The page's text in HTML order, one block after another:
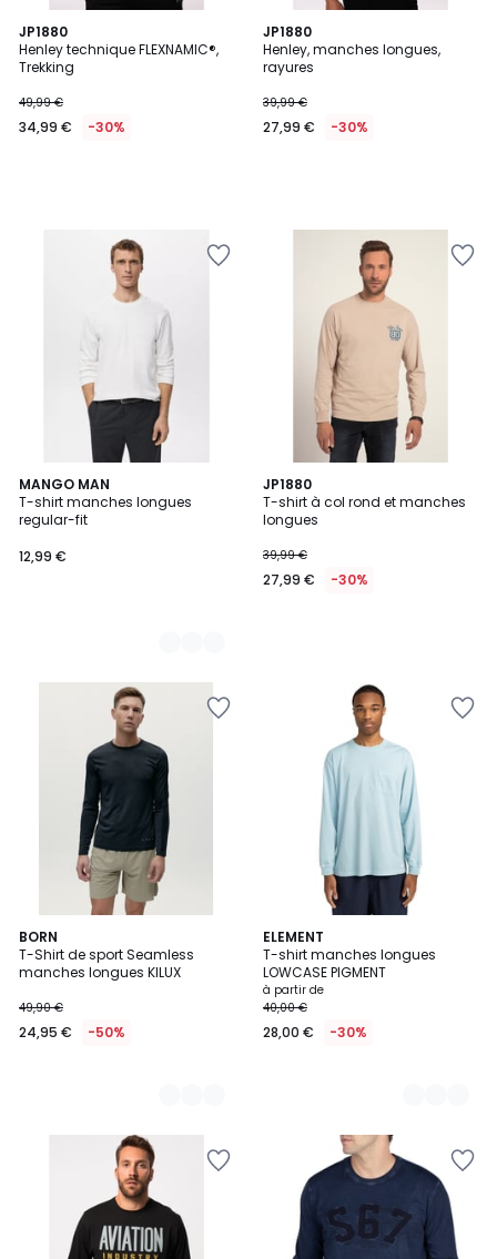
JP1880
Henley technique FLEXNAMIC®,
Trekking
49,99 €
34,99 € -30%
JP1880
Henley, manches longues,
rayures
39,99 €
27,99 € -30%
MANGO MAN
T-shirt manches longues
regular-fit
12,99 €
3
Couleurs
JP1880
T-shirt à col rond et manches
longues
39,99 €
27,99 € -30%
BORN
T-Shirt de sport Seamless
manches longues KILUX
49,90 €
24,95 € -50%
2
Couleurs
ELEMENT
T-shirt manches longues
LOWCASE PIGMENT
à partir de
40,00 €
28,00 € -30%
7
Couleurs